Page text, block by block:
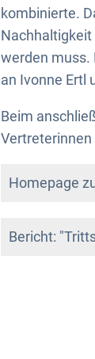
kombinierte.
Nachhaltigkeit
werden muss.
an Ivonne Ertl
Beim
Homepage
Bericht: